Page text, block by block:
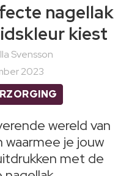
nagellak
kiest
Svensson
2023
wereld van
je jouw
met de